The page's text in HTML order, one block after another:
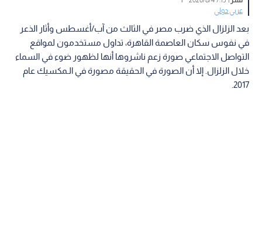
عربي دولي
بعد الزلزال الذي ضرب مصر في الثالث من آب/أغسطس وأثار الذعر
في نفوس سكان العاصمة القاهرة، تداول مستخدمون لمواقع
التواصل الاجتماعي صورة زعم ناشروها أنها لظهور ضوء في السماء
خلال الزلزال. إلا أن الصورة في الحقيقة مصورة في الـمكسيك عام
2017.